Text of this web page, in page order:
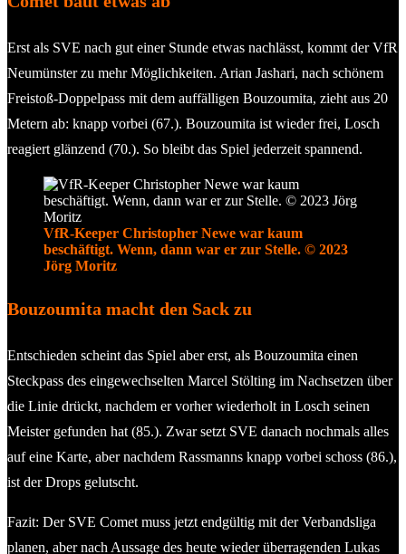
Erst als SVE nach gut einer Stunde etwas nachlässt, kommt der VfR
Neumünster zu mehr Möglichkeiten. Arian Jashari, nach schönem
Freistoß-Doppelpass mit dem auffälligen Bouzoumita, zieht aus 20
Metern ab: knapp vorbei (67.). Bouzoumita ist wieder frei, Losch
reagiert glänzend (70.). So bleibt das Spiel jederzeit spannend.
VfR-Keeper Christopher Newe war kaum
beschäftigt. Wenn, dann war er zur Stelle. © 2023
Jörg Moritz
Bouzoumita macht den Sack zu
Entschieden scheint das Spiel aber erst, als Bouzoumita einen
Steckpass des eingewechselten Marcel Stölting im Nachsetzen über
die Linie drückt, nachdem er vorher wiederholt in Losch seinen
Meister gefunden hat (85.). Zwar setzt SVE danach nochmals alles
auf eine Karte, aber nachdem Rassmanns knapp vorbei schoss (86.),
ist der Drops gelutscht.
Fazit: Der SVE Comet muss jetzt endgültig mit der Verbandsliga
planen, aber nach Aussage des heute wieder überragenden Lukas